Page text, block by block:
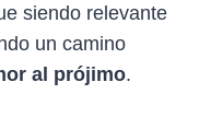
siendo relevante
un camino
al prójimo.